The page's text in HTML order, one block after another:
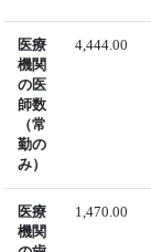
医療
機関
の医
師数
（常
勤の
み）
4,444.00
医療
機関
1,470.00